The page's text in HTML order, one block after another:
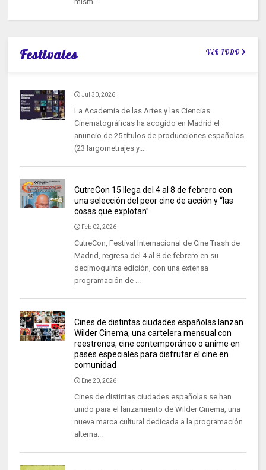
Festivales VER TODO
Jul 30, 2026
La Academia de las Artes y las Ciencias
Cinematográficas ha acogido en Madrid el
anuncio de 25 títulos de producciones españolas
(23 largometrajes y...
CutreCon 15 llega del 4 al 8 de febrero con
una selección del peor cine de acción y “las
cosas que explotan”
Feb 02, 2026
CutreCon, Festival Internacional de Cine Trash de
Madrid, regresa del 4 al 8 de febrero en su
decimoquinta edición, con una extensa
programación de ...
Cines de distintas ciudades españolas lanzan
Wilder Cinema, una cartelera mensual con
reestrenos, cine contemporáneo o anime en
pases especiales para disfrutar el cine en
comunidad
Ene 20, 2026
Cines de distintas ciudades españolas se han
unido para el lanzamiento de Wilder Cinema, una
nueva marca cultural dedicada a la programación
alterna...